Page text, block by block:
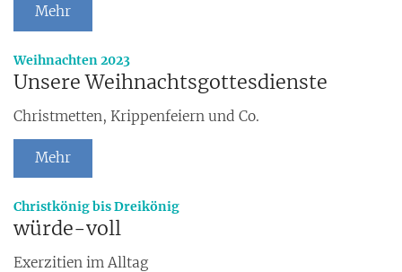
Mehr
Weihnachten 2023:
Unsere Weihnachtsgottesdienste
Christmetten, Krippenfeiern und Co.
Mehr
Christkönig bis Dreikönig:
würde-voll
Exerzitien im Alltag